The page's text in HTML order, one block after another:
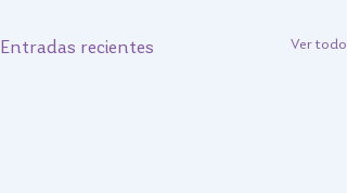
Entradas recientes Ver todo